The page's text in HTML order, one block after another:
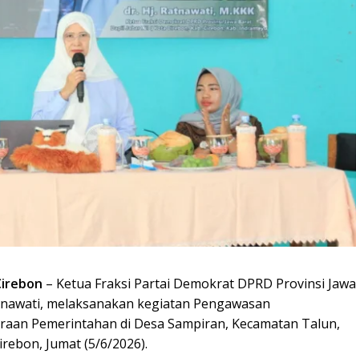
– Ketua Fraksi Partai Demokrat DPRD Provinsi Jawa
melaksanakan kegiatan Pengawasan
Pemerintahan di Desa Sampiran, Kecamatan Talun,
Jumat (5/6/2026).